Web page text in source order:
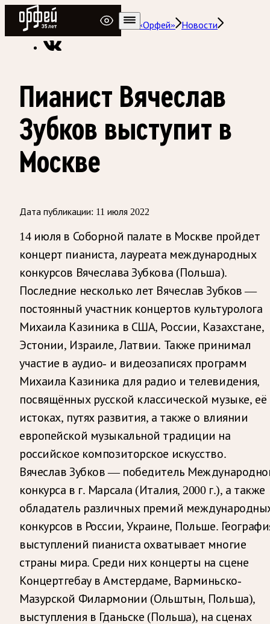
Радио Орфей
Радио классической музыки «Орфей»
Новости
Пианист Вячеслав
Зубков выступит в
Москве
Дата публикации: 11 июля 2022
14 июля в Соборной палате в Москве пройдет
концерт пианиста, лауреата международных
конкурсов Вячеслава Зубкова (Польша).
Последние несколько лет Вячеслав Зубков —
постоянный участник концертов культуролога
Михаила Казиника в США, России, Казахстане,
Эстонии, Израиле, Латвии. Также принимал
участие в аудио- и видеозаписях программ
Михаила Казиника для радио и телевидения,
посвящённых русской классической музыке, её
истоках, путях развития, а также о влиянии
европейской музыкальной традиции на
российское композиторское искусство.
Вячеслав Зубков — победитель
конкурса в г. Марсала (Италия, 2000 г.), а также
обладатель различных премий
конкурсов в России, Украине, Польше.
выступлений пианиста охватывает многие
страны мира. Среди них концерты на сцене
Концертгебау в Амстердаме, Варминьско-
Мазурской Филармонии (Ольштын, Польша),
выступления в Гданьске (Польша), на сценах